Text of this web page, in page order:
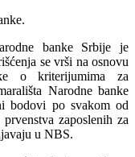
banke Srbije je
se vrši na osnovu
o kriterijumima za
Narodne banke
bodovi po svakom od
zaposlenih za
u NBS.